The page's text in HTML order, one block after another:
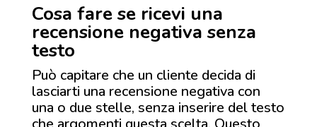
Cosa fare se ricevi una
recensione negativa senza
testo
Può capitare che un cliente decida di
lasciarti una recensione negativa con
una o due stelle, senza inserire del testo